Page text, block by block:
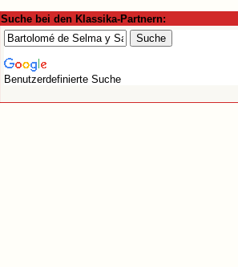
Suche bei den Klassika-Partnern:
Benutzerdefinierte Suche